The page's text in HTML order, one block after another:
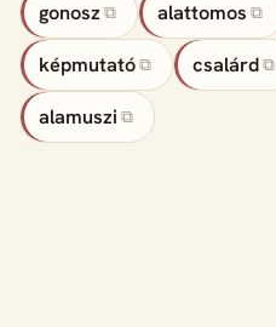
gonosz ⧉ alattomos ⧉
képmutató ⧉ csalárd ⧉
alamuszi ⧉